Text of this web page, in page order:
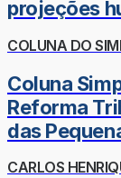
projeções
COLUNA DO
Coluna
Reforma
das
CARLOS